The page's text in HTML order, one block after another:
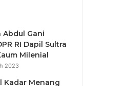
Abdul Gani
RI Dapil Sultra
Milenial
2023
Kadar Menang